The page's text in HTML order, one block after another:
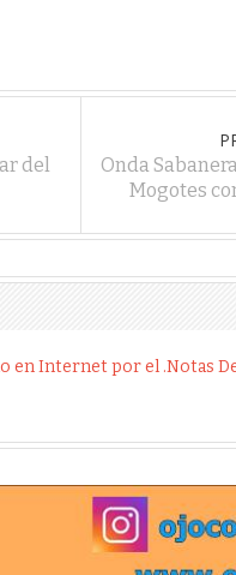
del
Onda
Mogotes
en Internet por el .Notas